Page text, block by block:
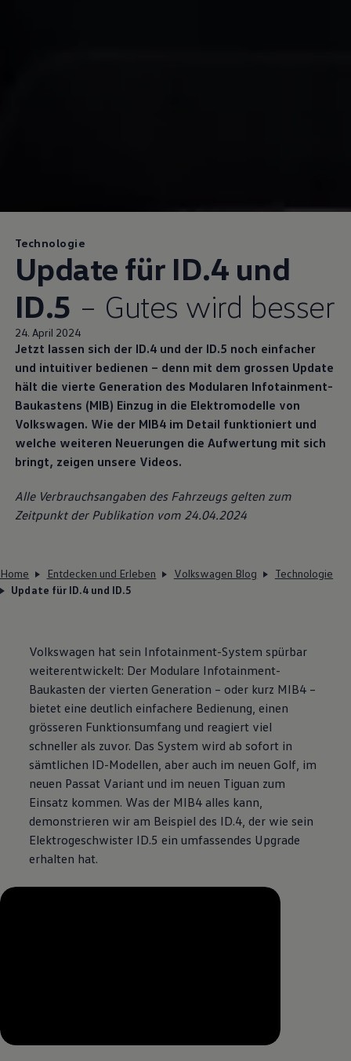
Technologie
Update für ID.4 und
ID.5 – Gutes wird besser
24. April 2024
Jetzt lassen sich der ID.4 und der ID.5 noch einfacher
und intuitiver bedienen – denn mit dem grossen Update
hält die vierte Generation des Modularen Infotainment-
Baukastens (MIB) Einzug in die Elektromodelle von
Volkswagen. Wie der MIB4 im Detail funktioniert und
welche weiteren Neuerungen die Aufwertung mit sich
bringt, zeigen unsere Videos.
Alle Verbrauchsangaben des Fahrzeugs gelten zum
Zeitpunkt der Publikation vom 24.04.2024
Home Entdecken und Erleben Volkswagen Blog
Technologie
Update für ID.4 und ID.5
Volkswagen hat sein Infotainment-System spürbar
weiterentwickelt: Der Modulare Infotainment-
Baukasten der vierten Generation – oder kurz MIB4 –
bietet eine deutlich einfachere Bedienung, einen
grösseren Funktionsumfang und reagiert viel
schneller als zuvor. Das System wird ab sofort in
sämtlichen ID-Modellen, aber auch im neuen Golf, im
neuen Passat Variant und im neuen Tiguan zum
Einsatz kommen. Was der MIB4 alles kann,
demonstrieren wir am Beispiel des ID.4, der wie sein
Elektrogeschwister ID.5 ein umfassendes Upgrade
erhalten hat.
Remaining time, --:--